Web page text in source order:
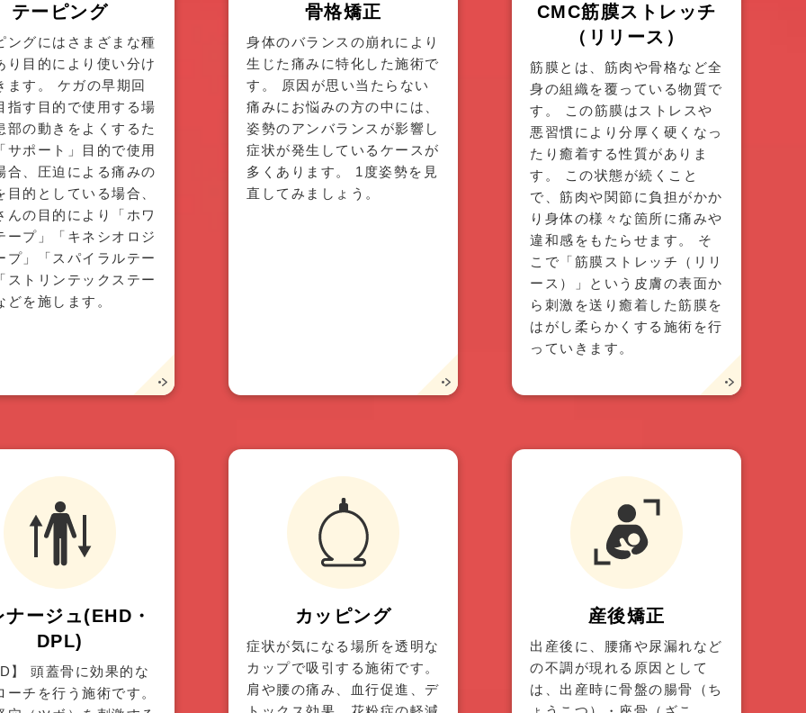
テーピング
ングにはさまざまな種
り目的により使い分け
ます。 ケガの早期回
指す目的で使用する場
部の動きをよくするた
サポート」目的で使用
合、圧迫による痛みの
目的としている場合、
んの目的により「ホワ
ープ」「キネシオロジ
プ」「スパイラルテー
ストリンテックステー
どを施します。
骨格矯正
身体のバランスの崩れにより
生じた痛みに特化した施術で
す。 原因が思い当たらない
痛みにお悩みの方の中には、
姿勢のアンバランスが影響し
症状が発生しているケースが
多くあります。 1度姿勢を見
直してみましょう。
CMC筋膜ストレッチ
（リリース）
筋膜とは、筋肉や骨格など全
身の組織を覆っている物質で
す。 この筋膜はストレスや
悪習慣により分厚く硬くなっ
たり癒着する性質がありま
す。 この状態が続くこと
で、筋肉や関節に負担がかか
り身体の様々な箇所に痛みや
違和感をもたらせます。 そ
こで「筋膜ストレッチ（リリ
ース）」という皮膚の表面か
ら刺激を送り癒着した筋膜を
はがし柔らかくする施術を行
っていきます。
ナージュ(EHD・
DPL)
】 頭蓋骨に効果的な
ーチを行う施術です。
カッピング
症状が気になる場所を透明な
カップで吸引する施術です。
肩や腰の痛み、血行促進、デ
産後矯正
出産後に、腰痛や尿漏れなど
の不調が現れる原因として
は、出産時に骨盤の腸骨（ち